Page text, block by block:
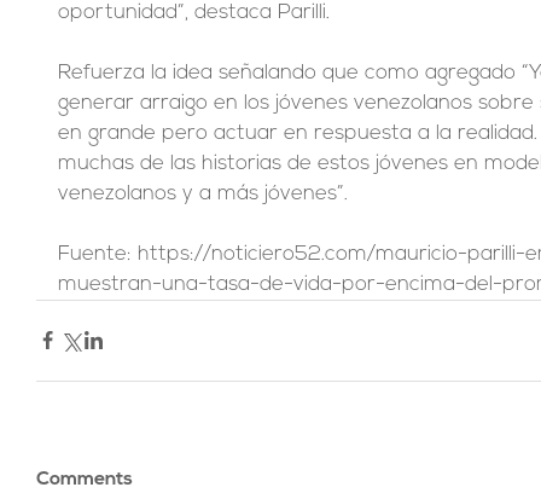
oportunidad”, destaca Parilli.
Refuerza la idea señalando que como agregado
generar arraigo en los jóvenes venezolanos
en grande pero actuar en respuesta a la
muchas de las historias de estos jóvenes en
venezolanos y a más jóvenes”.
Fuente: https://noticiero52.com/mauricio-parilli-
muestran-una-tasa-de-vida-por-encima-del-
Comments